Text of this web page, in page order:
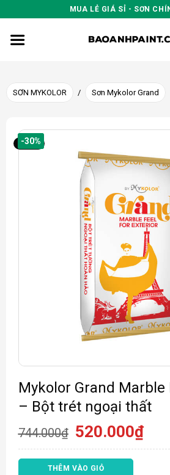
to
content
MUA LẺ GIÁ SỈ - SƠN
SƠN MYKOLOR / Sơn Mykolor Grand
-30%
Mykolor Grand Marble
– Bột trét ngoại thất
744.000₫ Giá
gốc
là:
744.000₫.
520.000₫Giá
hiện
tại
THÊM VÀO GIỎ